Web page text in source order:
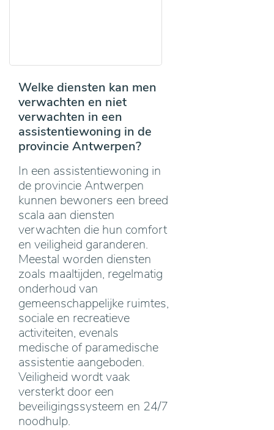
Welke diensten kan men
verwachten en niet
verwachten in een
assistentiewoning in de
provincie Antwerpen?
In een assistentiewoning in
de provincie Antwerpen
kunnen bewoners een breed
scala aan diensten
verwachten die hun comfort
en veiligheid garanderen.
Meestal worden diensten
zoals maaltijden, regelmatig
onderhoud van
gemeenschappelijke ruimtes,
sociale en recreatieve
activiteiten, evenals
medische of paramedische
assistentie aangeboden.
Veiligheid wordt vaak
versterkt door een
beveiligingssysteem en 24/7
noodhulp.